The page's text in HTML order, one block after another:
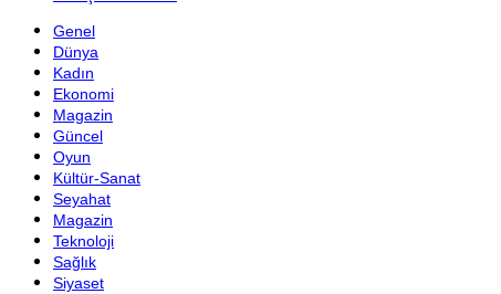
Genel
Dünya
Kadın
Ekonomi
Magazin
Güncel
Oyun
Kültür-Sanat
Seyahat
Magazin
Teknoloji
Sağlık
Siyaset